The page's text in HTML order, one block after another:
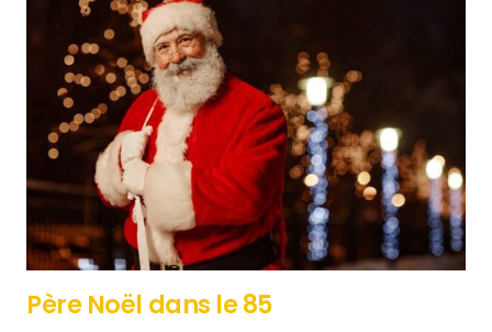
Père Noël dans le 85